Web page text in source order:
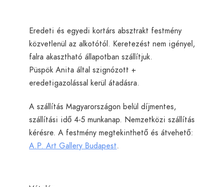
Eredeti és egyedi kortárs absztrakt festmény
közvetlenül az alkotótól. Keretezést nem igényel,
falra akasztható állapotban szállítjuk.
Püspök Anita által szignózott +
eredetigazolással kerül átadásra.
A szállítás Magyarországon belül díjmentes,
szállítási idő 4-5 munkanap. Nemzetközi szállítás
kérésre. A festmény megtekinthető és átvehető:
A.P. Art Gallery Budapest.